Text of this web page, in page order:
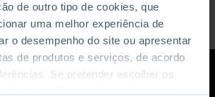
de outro tipo de cookies, que
uma melhor experiência de
o desempenho do site ou apresentar
de produtos e serviços, de acordo
Se pretender escolher os